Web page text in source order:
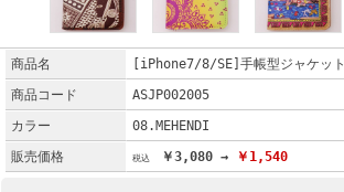
商品名
[iPhone7/8/SE]手帳型ジャケット
商品コード
ASJP002005
カラー
08.MEHENDI
販売価格
￥3,080 → ￥1,540